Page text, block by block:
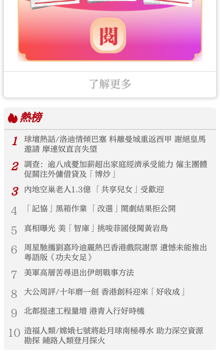
了解更多
熱榜
1
球壇熱話/洛迪情傾巴塞 料離曼城重返西甲 謝絕皇馬
邀請 摩連奴直言失望
2
調查：逾八成憂加薪超出家庭經濟承受能力 僱主團體
促關注外傭借貸及「博炒」
3 內地空巢老人1.3億 「共享兒女」受歡迎
4 「記協」黑箱作業 「改選」鬧劇結果拒公開
5 真相曝光 美「智庫」挑唆菲國侵闖黃岩島
6
周星馳攜劉嘉玲迪麗熱巴香港戲院謝票 遺憾未能推出
粵語版《功夫女足》
7 美軍高層苦尋退出伊朗戰事方法
8 大公周評/十年磨一劍 香港創科迎來「好收成」
9 北都提速工程量增 港青入行好時機
10 造福人類/嫦娥七號將赴月球南極尋水 助力深空資源
勘探 鋪路人類登月探火